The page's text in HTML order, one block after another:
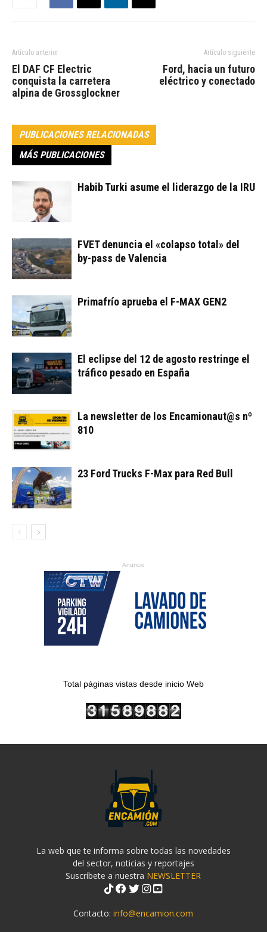
Artículo anterior
El DAF CF Electric
conquista la carretera
alpina de Grossglockner
Artículo siguiente
Ford, hacia un futuro
eléctrico y conectado
PUBLICACIONES RELACIONADAS
MÁS PUBLICACIONES
Habib Turki asume el liderazgo de la IRU
FVET denuncia el «colapso total» del
by-pass de Valencia
Primafrío aprueba el F-MAX GEN2
El eclipse del 12 de agosto restringe el
tráfico pesado en España
La newsletter de los Encamionaut@s nº
810
23 Ford Trucks F-Max para Red Bull
Anuncio
Total páginas vistas desde inicio Web
La web que te informa sobre todas las novedades
del sector, noticias y reportajes
Suscríbete a nuestra NEWSLETTER
Contacto:info@encamion.com